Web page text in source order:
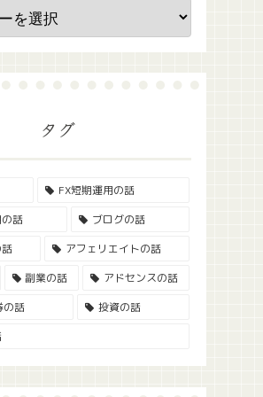
タグ
FX短期運用の話
話
ブログの話
アフェリエイトの話
副業の話
アドセンスの話
の話
投資の話